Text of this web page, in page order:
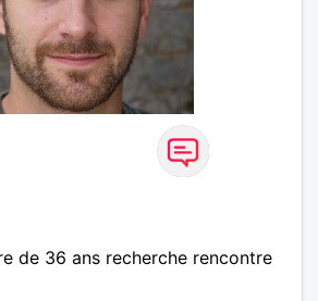
de 36 ans recherche rencontre